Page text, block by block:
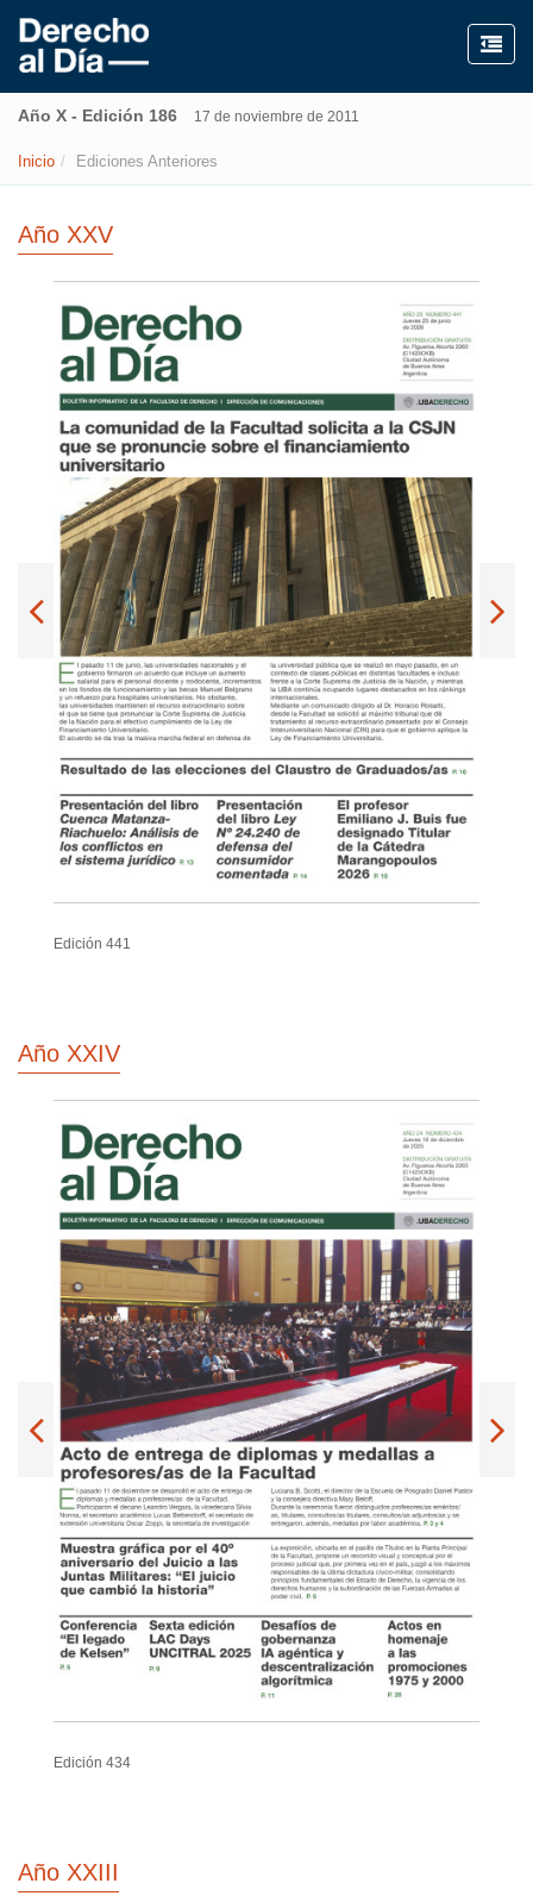
Año X - Edición 186 17 de noviembre de 2011
Inicio Ediciones Anteriores
Año XXV
Edición 441
Año XXIV
Edición 434
Año XXIII